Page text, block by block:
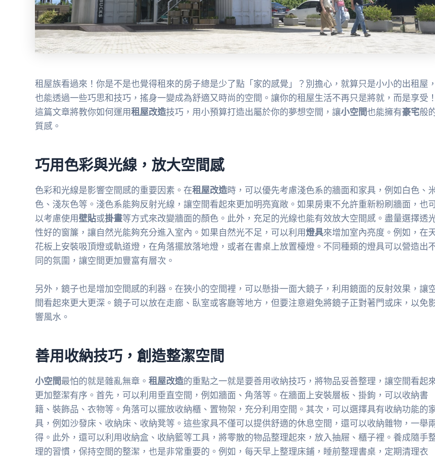
租屋族看過來！你是不是也覺得租來的房子總是少了點「家的感覺」？別擔心，就算只是小小的出租屋，
也能透過一些巧思和技巧，搖身一變成為舒適又時尚的空間。讓你的租屋生活不再只是將就，而是享受！
這篇文章將教你如何運用租屋改造技巧，用小預算打造出屬於你的夢想空間，讓小空間也能擁有豪宅般
質感。
巧用色彩與光線，放大空間感
色彩和光線是影響空間感的重要因素。在租屋改造時，可以優先考慮淺色系的牆面和家具，例如白色、
色、淺灰色等。淺色系能夠反射光線，讓空間看起來更加明亮寬敞。如果房東不允許重新粉刷牆面，也
以考慮使用壁貼或掛畫等方式來改變牆面的顏色。此外，充足的光線也能有效放大空間感。盡量選擇透
性好的窗簾，讓自然光能夠充分進入室內。如果自然光不足，可以利用燈具來增加室內亮度。例如，在
花板上安裝吸頂燈或軌道燈，在角落擺放落地燈，或者在書桌上放置檯燈。不同種類的燈具可以營造出
同的氛圍，讓空間更加豐富有層次。
另外，鏡子也是增加空間感的利器。在狹小的空間裡，可以懸掛一面大鏡子，利用鏡面的反射效果，讓
間看起來更大更深。鏡子可以放在走廊、臥室或客廳等地方，但要注意避免將鏡子正對著門或床，以免
響風水。
善用收納技巧，創造整潔空間
小空間最怕的就是雜亂無章。 租屋改造的重點之一就是要善用收納技巧，將物品妥善整理，讓空間看起
更加整潔有序。首先，可以利用垂直空間，例如牆面、角落等。在牆面上安裝層板、掛鉤，可以收納書
籍、裝飾品、衣物等。角落可以擺放收納櫃、置物架，充分利用空間。其次，可以選擇具有收納功能的
具，例如沙發床、收納床、收納凳等。這些家具不僅可以提供舒適的休息空間，還可以收納雜物，一舉
得。此外，還可以利用收納盒、收納籃等工具，將零散的物品整理起來，放入抽屜、櫃子裡。養成隨手
理的習慣，保持空間的整潔，也是非常重要的。例如，每天早上整理床鋪，睡前整理書桌，定期清理衣